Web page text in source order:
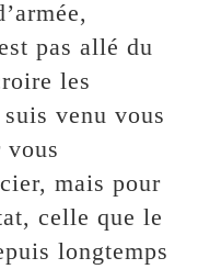
pas allé du
les
venu vous
vous
mais pour
celle que le
longtemps